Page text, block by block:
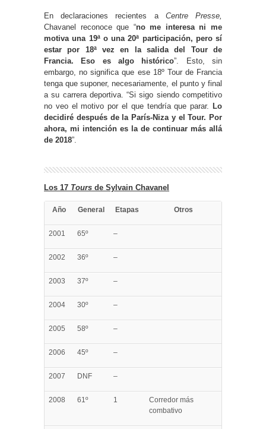
En declaraciones recientes a Centre Presse,
Chavanel reconoce que “no me interesa ni me
motiva una 19ª o una 20ª participación, pero sí
estar por 18ª vez en la salida del Tour de
Francia. Eso es algo histórico”. Esto, sin
embargo, no significa que ese 18º Tour de Francia
tenga que suponer, necesariamente, el punto y final
a su carrera deportiva. “Si sigo siendo competitivo
no veo el motivo por el que tendría que parar. Lo
decidiré después de la París-Niza y el Tour. Por
ahora, mi intención es la de continuar más allá
de 2018”.
Los 17 Tours de Sylvain Chavanel
Año General Etapas Otros
2001 65º –
2002 36º –
2003 37º –
2004 30º –
2005 58º –
2006 45º –
2007 DNF –
2008 61º 1
Corredor más
combativo